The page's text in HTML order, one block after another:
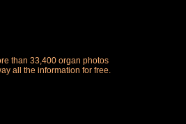
than 33,400 organ photos
all the information for free.